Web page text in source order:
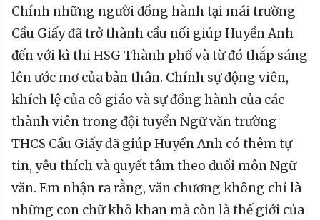
Chính những người đồng hành tại mái trường
Cầu Giấy đã trở thành cầu nối giúp Huyền Anh
đến với kì thi HSG Thành phố và từ đó thắp sáng
lên ước mơ của bản thân. Chính sự động viên,
khích lệ của cô giáo và sự đồng hành của các
thành viên trong đội tuyển Ngữ văn trường
THCS Cầu Giấy đã giúp Huyền Anh có thêm tự
tin, yêu thích và quyết tâm theo đuổi môn Ngữ
văn. Em nhận ra rằng, văn chương không chỉ là
những con chữ khô khan mà còn là thế giới của